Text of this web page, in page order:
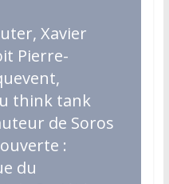
Xavier
Pierre-
think tank
de Soros
:
du